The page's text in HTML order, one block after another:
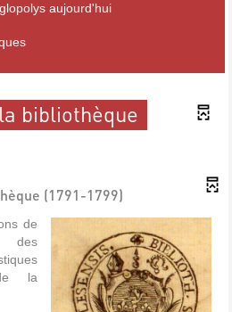
aujourd'hui
bibliothèque
(1791-1799)
de
des
la